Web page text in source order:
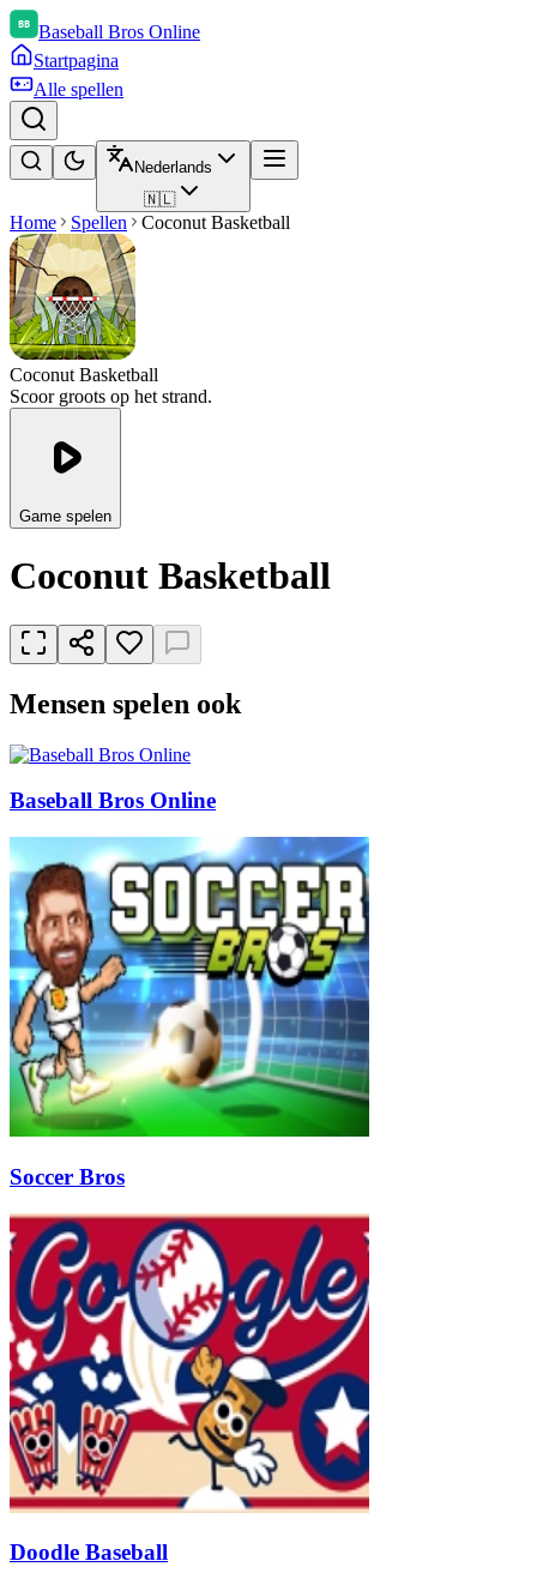
Baseball Bros Online
Startpagina
Alle spellen
Nederlands
🇳🇱
Home Spellen Coconut Basketball
Coconut Basketball
Scoor groots op het strand.
Game spelen
Coconut Basketball
Mensen spelen ook
Baseball Bros Online
Soccer Bros
Doodle Baseball